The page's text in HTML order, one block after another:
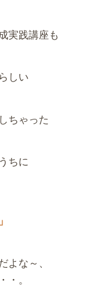
実践講座も
しい
ちゃった
ちに
よな～、
。